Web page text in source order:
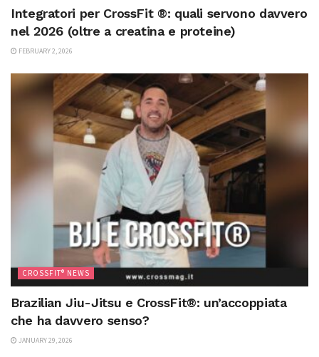
Integratori per CrossFit ®: quali servono davvero
nel 2026 (oltre a creatina e proteine)
FEBRUARY 2, 2026
CROSSFIT® NEWS
Brazilian Jiu-Jitsu e CrossFit®: un’accoppiata
che ha davvero senso?
JANUARY 29, 2026